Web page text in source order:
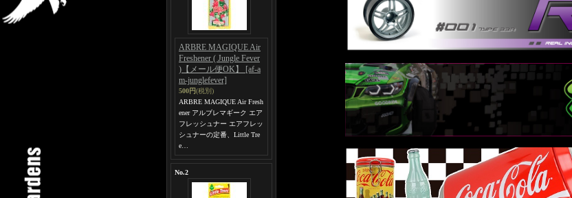
ARBRE MAGIQUE Air
Freshener ( Jungle Fever
)【メール便OK】 [af-a
m-junglefever]
500円(税別)
ARBRE MAGIQUE Air Fresh
ener アルブレマギーク エア
フレッシュナー エアフレッ
シュナーの定番、Little Tre
e…
No.2